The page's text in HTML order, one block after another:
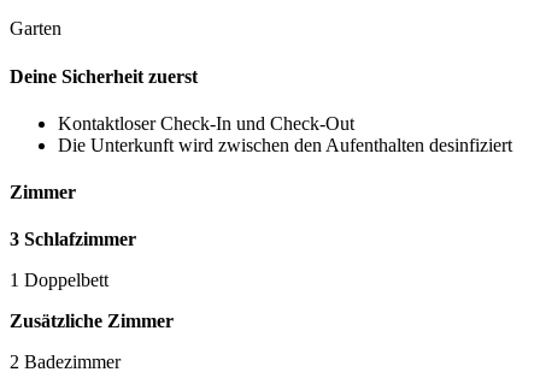
Garten
Deine Sicherheit zuerst
Kontaktloser Check-In und Check-Out
Die Unterkunft wird zwischen den Aufenthalten desinfiziert
Zimmer
3 Schlafzimmer
1 Doppelbett
Zusätzliche Zimmer
2 Badezimmer